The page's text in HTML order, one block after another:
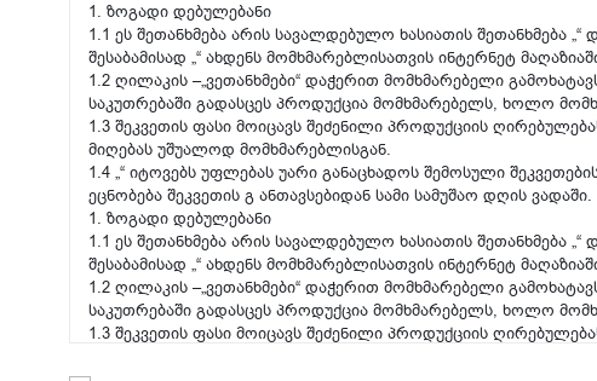
1. ზოგადი დებულებანი
1.1 ეს შეთანხმება არის სავალდებულო ხასიათის შეთანხმება
შესაბამისად „“ ახდენს მომხმარებლისათვის ინტერნეტ
1.2 ღილაკის –„ვეთანხმები“ დაჭერით მომხმარებელი
საკუთრებაში გადასცეს პროდუქცია მომხმარებელს, ხოლო
1.3 შეკვეთის ფასი მოიცავს შეძენილი პროდუქციის
მიღებას უშუალოდ მომხმარებლისგან.
1.4 „“ იტოვებს უფლებას უარი განაცხადოს შემოსული
ეცნობება შეკვეთის გ ანთავსებიდან სამი სამუშაო დღის ვადაში.
1. ზოგადი დებულებანი
1.1 ეს შეთანხმება არის სავალდებულო ხასიათის შეთანხმება
შესაბამისად „“ ახდენს მომხმარებლისათვის ინტერნეტ
1.2 ღილაკის –„ვეთანხმები“ დაჭერით მომხმარებელი
საკუთრებაში გადასცეს პროდუქცია მომხმარებელს, ხოლო
1.3 შეკვეთის ფასი მოიცავს შეძენილი პროდუქციის